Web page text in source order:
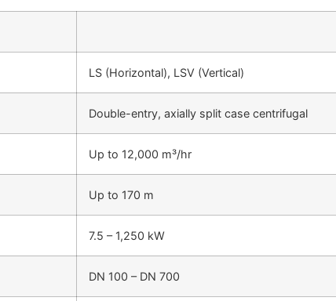
LS (Horizontal), LSV (Vertical)
Double-entry, axially split case centrifugal
Up to 12,000 m³/hr
Up to 170 m
7.5 – 1,250 kW
DN 100 – DN 700